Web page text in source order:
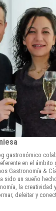
gastronómico
en el ámbito
Gastronomía &
sido un sueño
la creatividad
deleitar y